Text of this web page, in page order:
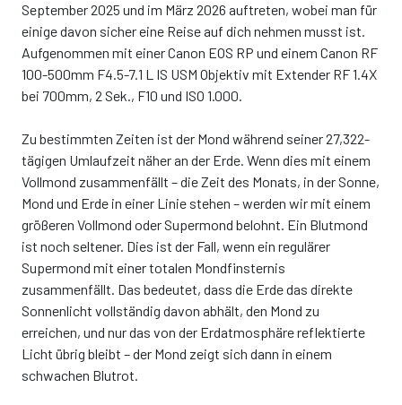
September 2025 und im März 2026 auftreten, wobei man für
einige davon sicher eine Reise auf dich nehmen musst ist.
Aufgenommen mit einer Canon EOS RP und einem Canon RF
100-500mm F4.5-7.1 L IS USM Objektiv mit Extender RF 1.4X
bei 700mm, 2 Sek., F10 und ISO 1.000.
Zu bestimmten Zeiten ist der Mond während seiner 27,322-
tägigen Umlaufzeit näher an der Erde. Wenn dies mit einem
Vollmond zusammenfällt – die Zeit des Monats, in der Sonne,
Mond und Erde in einer Linie stehen – werden wir mit einem
größeren Vollmond oder Supermond belohnt. Ein Blutmond
ist noch seltener. Dies ist der Fall, wenn ein regulärer
Supermond mit einer totalen Mondfinsternis
zusammenfällt. Das bedeutet, dass die Erde das direkte
Sonnenlicht vollständig davon abhält, den Mond zu
erreichen, und nur das von der Erdatmosphäre reflektierte
Licht übrig bleibt – der Mond zeigt sich dann in einem
schwachen Blutrot.